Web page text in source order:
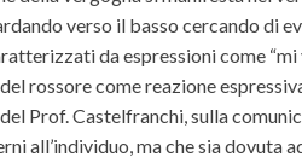
verso il basso cercando di
da espressioni come “mi
rossore come reazione
Prof. Castelfranchi, sulla
all’individuo, ma che sia dovuta